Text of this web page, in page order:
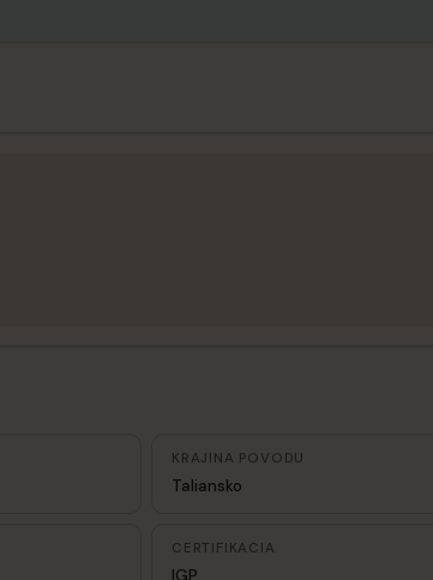
KRAJINA POVODU
Taliansko
CERTIFIKACIA
IGP